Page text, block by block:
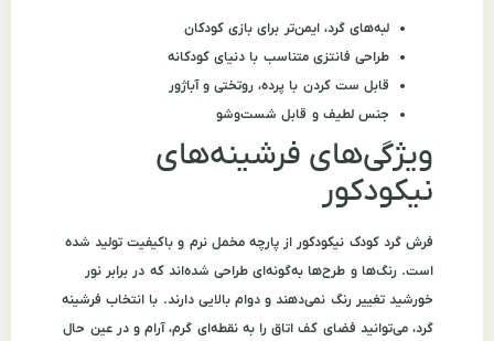
لبه‌های گرد، ایمن‌تر برای بازی کودکان
طراحی فانتزی متناسب با دنیای کودکانه
قابل ست کردن با پرده، روتختی و آباژور
جنس لطیف و قابل شست‌وشو
ویژگی‌های فرشینه‌های
نیکودکور
فرش گرد کودک نیکودکور از پارچه مخمل نرم و باکیفیت تولید شده
است. رنگ‌ها و طرح‌ها به‌گونه‌ای طراحی شده‌اند که در برابر نور
خورشید تغییر رنگ نمی‌دهند و دوام بالایی دارند. با انتخاب فرشینه
گرد، می‌توانید فضای کف اتاق را به نقطه‌ای گرم، آرام و در عین حال